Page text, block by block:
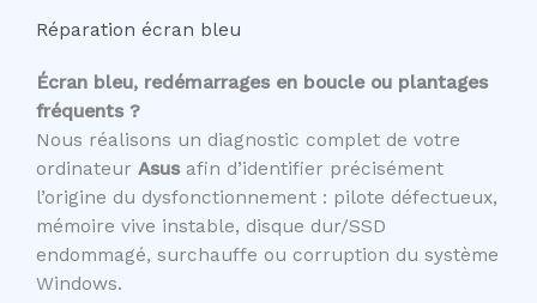
Réparation écran bleu
Écran bleu, redémarrages en boucle ou plantages
fréquents ?
Nous réalisons un diagnostic complet de votre
ordinateur Asusafin d’identifier précisément
l’origine du dysfonctionnement : pilote défectueux,
mémoire vive instable, disque dur/SSD
endommagé, surchauffe ou corruption du système
Windows.